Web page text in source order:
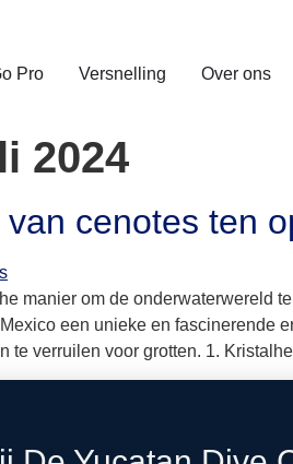
Pro Versnelling Over ons
2024
cenotes ten
manier om de onderwaterwereld
een unieke en fascinerende
te verruilen voor grotten. 1.